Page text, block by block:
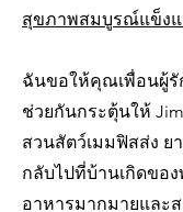
สุขภาพสมบูรณ์แข็งแ
ฉันขอให้คุณเพื่อนผู้
ช่วยกันกระตุ้นให้
สวนสัตว์เมมฟิสส่ง ย
กลับไปที่บ้านเกิดขอ
อาหารมากมายและ